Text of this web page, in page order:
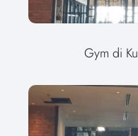
Gym di